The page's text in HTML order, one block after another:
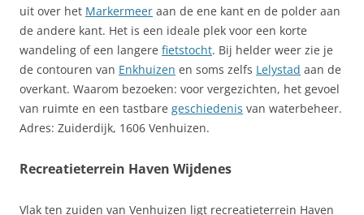
uit over het Markermeer aan de ene kant en de polder aan
de andere kant. Het is een ideale plek voor een korte
wandeling of een langere fietstocht. Bij helder weer zie je
de contouren van Enkhuizen en soms zelfs Lelystad aan de
overkant. Waarom bezoeken: voor vergezichten, het gevoel
van ruimte en een tastbare geschiedenis van waterbeheer.
Adres: Zuiderdijk, 1606 Venhuizen.
Recreatieterrein Haven Wijdenes
Vlak ten zuiden van Venhuizen ligt recreatieterrein Haven